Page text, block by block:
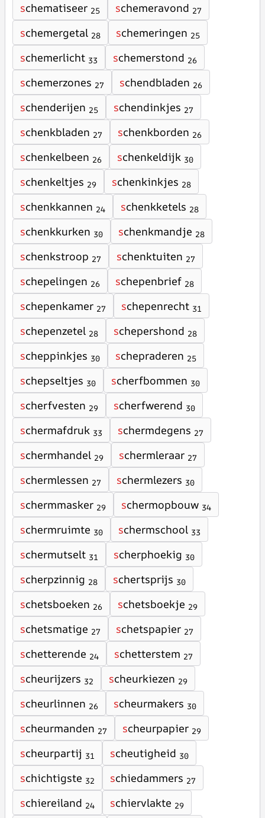
schematiseer 25 schemeravond 27
schemergetal 28 schemeringen 25
schemerlicht 33 schemerstond 26
schemerzones 27 schendbladen 26
schenderijen 25 schendinkjes 27
schenkbladen 27 schenkborden 26
schenkelbeen 26 schenkeldijk 30
schenkeltjes 29 schenkinkjes 28
schenkkannen 24 schenkketels 28
schenkkurken 30 schenkmandje 28
schenkstroop 27 schenktuiten 27
schepelingen 26 schepenbrief 28
schepenkamer 27 schepenrecht 31
schepenzetel 28 schepershond 28
scheppinkjes 30 schepraderen 25
schepseltjes 30 scherfbommen 30
scherfvesten 29 scherfwerend 30
schermafdruk 33 schermdegens 27
schermhandel 29 schermleraar 27
schermlessen 27 schermlezers 30
schermmasker 29 schermopbouw 34
schermruimte 30 schermschool 33
schermutselt 31 scherphoekig 30
scherpzinnig 28 schertsprijs 30
schetsboeken 26 schetsboekje 29
schetsmatige 27 schetspapier 27
schetterende 24 schetterstem 27
scheurijzers 32 scheurkiezen 29
scheurlinnen 26 scheurmakers 30
scheurmanden 27 scheurpapier 29
scheurpartij 31 scheutigheid 30
schichtigste 32 schiedammers 27
schiereiland 24 schiervlakte 29